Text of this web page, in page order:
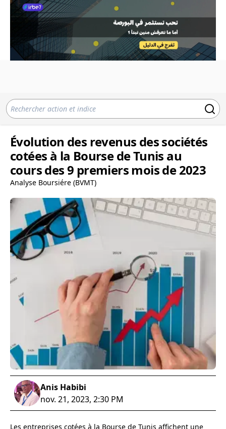
Évolution des revenus des sociétés
cotées à la Bourse de Tunis au
cours des 9 premiers mois de 2023
Analyse Boursiére (BVMT)
Anis Habibi
nov. 21, 2023, 2:30 PM
Les entreprises cotées à la Bourse de Tunis affichent une